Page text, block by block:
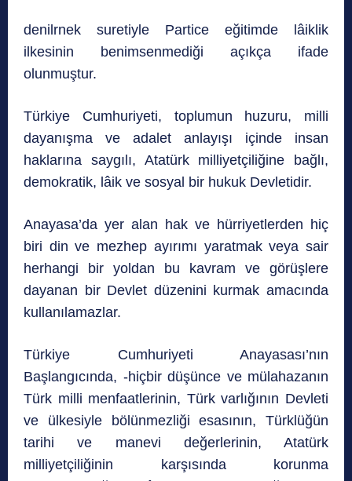
denilrnek suretiyle Partice eğitimde lâiklik
ilkesinin benimsenmediği açıkça ifade
olunmuştur.
Türkiye Cumhuriyeti, toplumun huzuru, milli
dayanışma ve adalet anlayışı içinde insan
haklarına saygılı, Atatürk milliyetçiliğine bağlı,
demokratik, lâik ve sosyal bir hukuk Devletidir.
Anayasa’da yer alan hak ve hürriyetlerden hiç
biri din ve mezhep ayırımı yaratmak veya sair
herhangi bir yoldan bu kavram ve görüşlere
dayanan bir Devlet düzenini kurmak amacında
kullanılamazlar.
Türkiye Cumhuriyeti Anayasası’nın
Başlangıcında, -hiçbir düşünce ve mülahazanın
Türk milli menfaatlerinin, Türk varlığının Devleti
ve ülkesiyle bölünmezliği esasının, Türklüğün
tarihi ve manevi değerlerinin, Atatürk
milliyetçiliğinin karşısında korunma